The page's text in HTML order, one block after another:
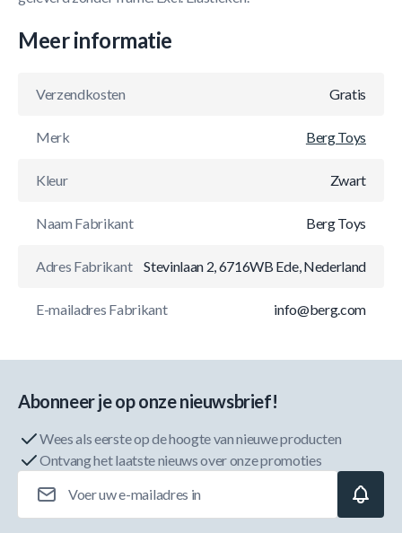
Meer informatie
Verzendkosten Gratis
Merk Berg Toys
Kleur Zwart
Naam Fabrikant Berg Toys
Adres Fabrikant Stevinlaan 2, 6716WB Ede, Nederland
E-mailadres Fabrikant info@berg.com
Abonneer je op onze nieuwsbrief!
Wees als eerste op de hoogte van nieuwe producten
Ontvang het laatste nieuws over onze promoties